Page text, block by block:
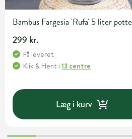
Bambus Fargesia 'Rufa' 5 liter potte
299 kr.
Få leveret
Klik & Hent i 13 centre
Læg i kurv